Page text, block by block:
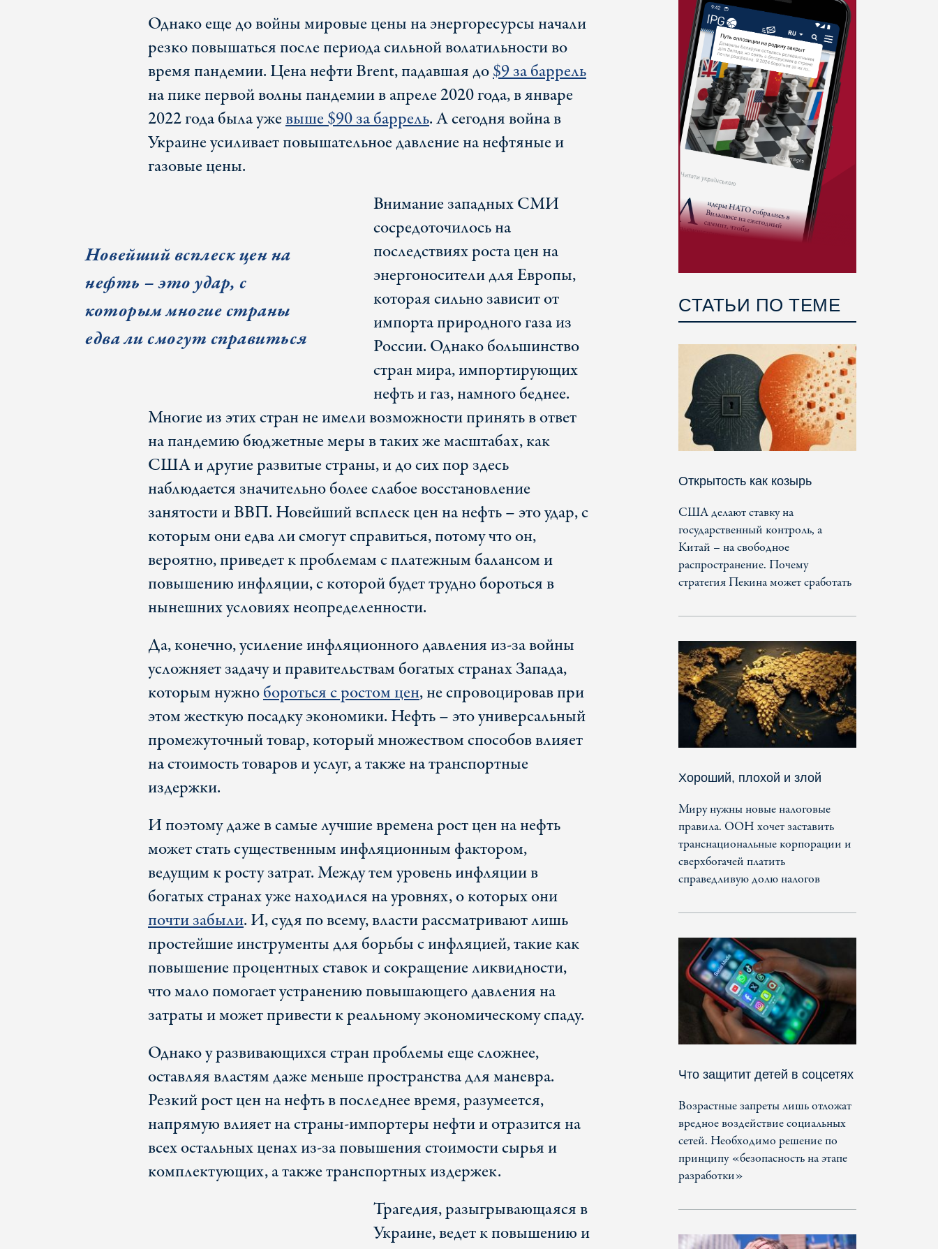
Однако еще до войны мировые цены на энергоресурсы начали
резко повышаться после периода сильной волатильности во
время пандемии. Цена нефти Brent, падавшая до$9 за баррель
на пике первой волны пандемии в апреле 2020 года, в январе
2022 года была ужевыше $90 за баррель. А сегодня война в
Украине усиливает повышательное давление на нефтяные и
газовые цены.
Новейший всплеск цен на
нефть – это удар, с
которым многие страны
едва ли смогут справиться
Внимание западных СМИ
сосредоточилось на
последствиях роста цен на
энергоносители для Европы,
которая сильно зависит от
импорта природного газа из
России. Однако большинство
стран мира, импортирующих
нефть и газ, намного беднее.
Многие из этих стран не имели возможности принять в ответ
на пандемию бюджетные меры в таких же масштабах, как
США и другие развитые страны, и до сих пор здесь
наблюдается значительно более слабое восстановление
занятости и ВВП. Новейший всплеск цен на нефть – это удар, с
которым они едва ли смогут справиться, потому что он,
вероятно, приведет к проблемам с платежным балансом и
повышению инфляции, с которой будет трудно бороться в
нынешних условиях неопределенности.
Да, конечно, усиление инфляционного давления из-за войны
усложняет задачу и правительствам богатых странах Запада,
которым нужнобороться с ростом цен, не спровоцировав при
этом жесткую посадку экономики. Нефть – это универсальный
промежуточный товар, который множеством способов влияет
на стоимость товаров и услуг, а также на транспортные
издержки.
И поэтому даже в самые лучшие времена рост цен на нефть
может стать существенным инфляционным фактором,
ведущим к росту затрат. Между тем уровень инфляции в
богатых странах уже находился на уровнях, о которых они
почти забыли. И, судя по всему, власти рассматривают лишь
простейшие инструменты для борьбы с инфляцией, такие как
повышение процентных ставок и сокращение ликвидности,
что мало помогает устранению повышающего давления на
затраты и может привести к реальному экономическому спаду.
Однако у развивающихся стран проблемы еще сложнее,
оставляя властям даже меньше пространства для маневра.
Резкий рост цен на нефть в последнее время, разумеется,
напрямую влияет на страны-импортеры нефти и отразится на
всех остальных ценах из-за повышения стоимости сырья и
комплектующих, а также транспортных издержек.
Трагедия, разыгрывающаяся в
Украине, ведет к повышению и
СТАТЬИ ПО ТЕМЕ
Открытость как козырь
США делают ставку на
государственный контроль, а
Китай – на свободное
распространение. Почему
стратегия Пекина может сработать
Хороший, плохой и злой
Миру нужны новые налоговые
правила. ООН хочет заставить
транснациональные корпорации и
сверхбогачей платить
справедливую долю налогов
Что защитит детей в соцсетях
Возрастные запреты лишь отложат
вредное воздействие социальных
сетей. Необходимо решение по
принципу «безопасность на этапе
разработки»